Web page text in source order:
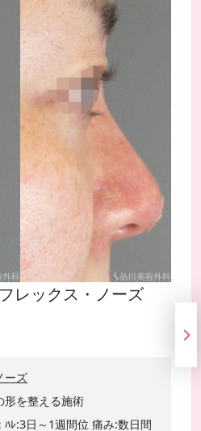
レックス・ノーズ
ーズ
形を整える施術
ﾊﾚ:3日～1週間位 痛み:数日間